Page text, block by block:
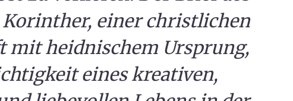
Korinther, einer christlichen
mit heidnischem Ursprung,
eines kreativen,